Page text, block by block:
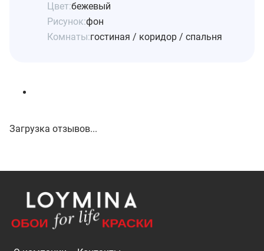
Цвет:бежевый
Рисунок:фон
Комнаты:гостиная / коридор / спальня
Загрузка отзывов...